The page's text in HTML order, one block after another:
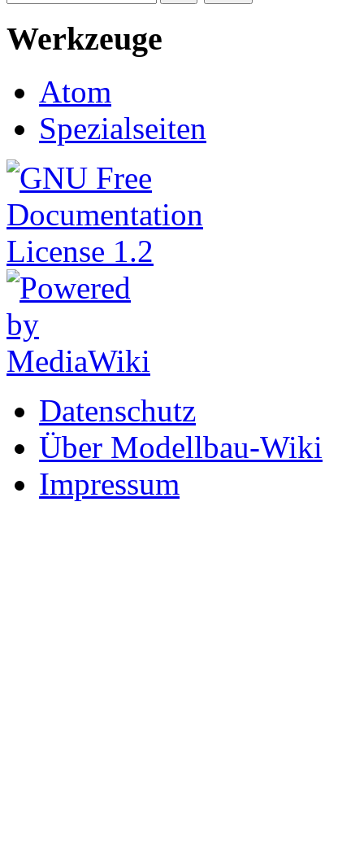
Werkzeuge
Atom
Spezialseiten
Datenschutz
Über Modellbau-Wiki
Impressum